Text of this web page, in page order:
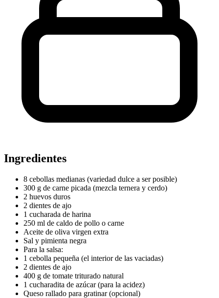
Ingredientes
8 cebollas medianas (variedad dulce a ser posible)
300 g de carne picada (mezcla ternera y cerdo)
2 huevos duros
2 dientes de ajo
1 cucharada de harina
250 ml de caldo de pollo o carne
Aceite de oliva virgen extra
Sal y pimienta negra
Para la salsa:
1 cebolla pequeña (el interior de las vaciadas)
2 dientes de ajo
400 g de tomate triturado natural
1 cucharadita de azúcar (para la acidez)
Queso rallado para gratinar (opcional)